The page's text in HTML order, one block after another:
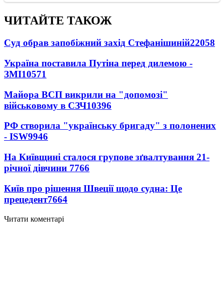
ЧИТАЙТЕ ТАКОЖ
Суд обрав запобіжний захід Стефанішиній22058
Україна поставила Путіна перед дилемою -
ЗМІ10571
Майора ВСП викрили на "допомозі"
військовому в СЗЧ10396
РФ створила "українську бригаду" з полонених
- ISW9946
На Київщині сталося групове зґвалтування 21-
річної дівчини 7766
Київ про рішення Швеції щодо судна: Це
прецедент7664
Читати коментарі